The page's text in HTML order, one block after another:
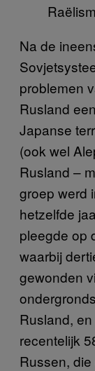
Na de
problemen
Rusland
Japanse
(ook wel
Rusland –
groep werd
hetzelfde
pleegde op
waarbij
gewonden
Rusland,
recentelijk
Russen,